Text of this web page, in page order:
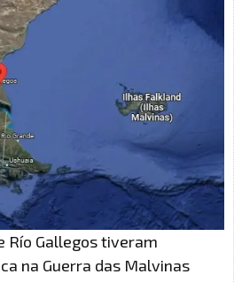
Río Gallegos tiveram
na Guerra das Malvinas